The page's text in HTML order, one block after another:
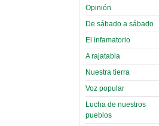
Opinión
De sábado a sábado
El infamatorio
A rajatabla
Nuestra tierra
Voz popular
Lucha de nuestros
pueblos